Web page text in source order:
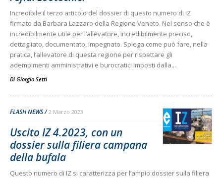
Incredibile il terzo articolo del dossier di questo numero di IZ
firmato da Barbara Lazzaro della Regione Veneto. Nel senso che è
incredibilmente utile per l’allevatore, incredibilmente preciso,
dettagliato, documentato, impegnato. Spiega come può fare, nella
pratica, l’allevatore di questa regione per rispettare gli
adempimenti amministrativi e burocratici imposti dalla...
Di Giorgio Setti
FLASH NEWS 2 Marzo 2023
Uscito IZ 4.2023, con un
dossier sulla filiera campana
della bufala
Questo numero di IZ si caratterizza per l’ampio dossier sulla filiera